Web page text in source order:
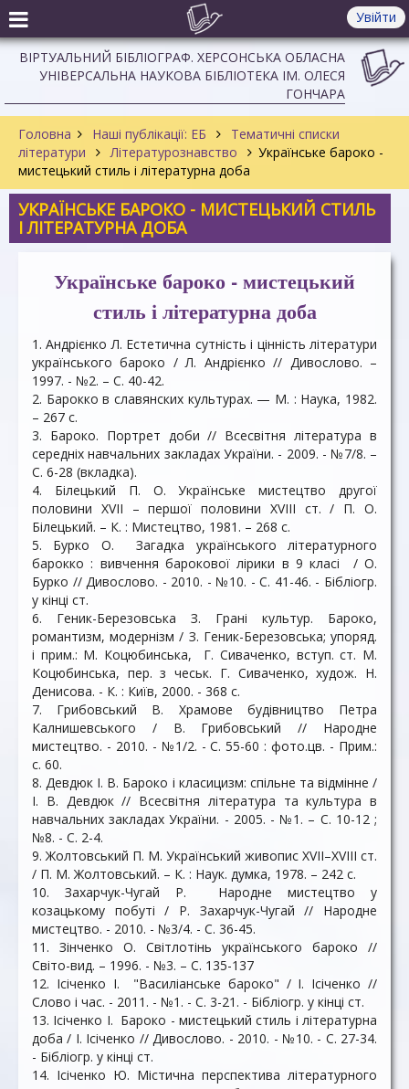
Увійти
ВІРТУАЛЬНИЙ БІБЛІОГРАФ. ХЕРСОНСЬКА ОБЛАСНА
УНІВЕРСАЛЬНА НАУКОВА БІБЛІОТЕКА ІМ. ОЛЕСЯ
ГОНЧАРА
Головна Наші публікації: ЕБ
Тематичні списки
літератури
Літературознавство
Українське бароко -
мистецький стиль і літературна доба
УКРАЇНСЬКЕ БАРОКО - МИСТЕЦЬКИЙ СТИЛЬ
І ЛІТЕРАТУРНА ДОБА
Українське бароко - мистецький
стиль і літературна доба
1. Андрієнко Л. Естетична сутність і цінність літератури
українського бароко / Л. Андрієнко // Дивослово. –
1997. - №2. – С. 40-42.
2. Барокко в славянских культурах. — М. : Наука, 1982.
– 267 с.
3. Бароко. Портрет доби // Всесвітня література в
середніх навчальних закладах України. - 2009. - №7/8. –
С. 6-28 (вкладка).
4. Білецький П. О. Українське мистецтво другої
половини ХVІІ – першої половини ХVІІІ ст. / П. О.
Білецький. – К. : Мистецтво, 1981. – 268 с.
5. Бурко О. Загадка українського літературного
барокко : вивчення барокової лірики в 9 класі / О.
Бурко // Дивослово. - 2010. - №10. - С. 41-46. - Бібліогр.
у кінці ст.
6. Геник-Березовська З. Грані культур. Бароко,
романтизм, модернізм / З. Геник-Березовська; упоряд.
і прим.: М. Коцюбинська, Г. Сиваченко, вступ. ст. М.
Коцюбинська, пер. з чеськ. Г. Сиваченко, худож. Н.
Денисова. - К. : Київ, 2000. - 368 с.
7. Грибовський В. Храмове будівництво Петра
Калнишевського / В. Грибовський // Народне
мистецтво. - 2010. - №1/2. - С. 55-60 : фото.цв. - Прим.:
с. 60.
8. Девдюк І. В. Бароко і класицизм: спільне та відмінне /
І. В. Девдюк // Всесвітня література та культура в
навчальних закладах України. - 2005. - №1. – С. 10-12 ;
№8. - С. 2-4.
9. Жолтовський П. М. Український живопис ХVІІ–ХVІІІ ст.
/ П. М. Жолтовський. – К. : Наук. думка, 1978. – 242 с.
10. Захарчук-Чугай Р. Народне мистецтво у
козацькому побуті / Р. Захарчук-Чугай // Народне
мистецтво. - 2010. - №3/4. - С. 36-45.
11. Зінченко О. Світлотінь українського бароко //
Світо-вид. – 1996. - №3. – С. 135-137
12. Ісіченко І. "Василіанське бароко" / І. Ісіченко //
Слово і час. - 2011. - №1. - С. 3-21. - Бібліогр. у кінці ст.
13. Ісіченко І. Бароко - мистецький стиль і літературна
доба / І. Ісіченко // Дивослово. - 2010. - №10. - С. 27-34.
- Бібліогр. у кінці ст.
14. Ісіченко Ю. Містична перспектива літературного